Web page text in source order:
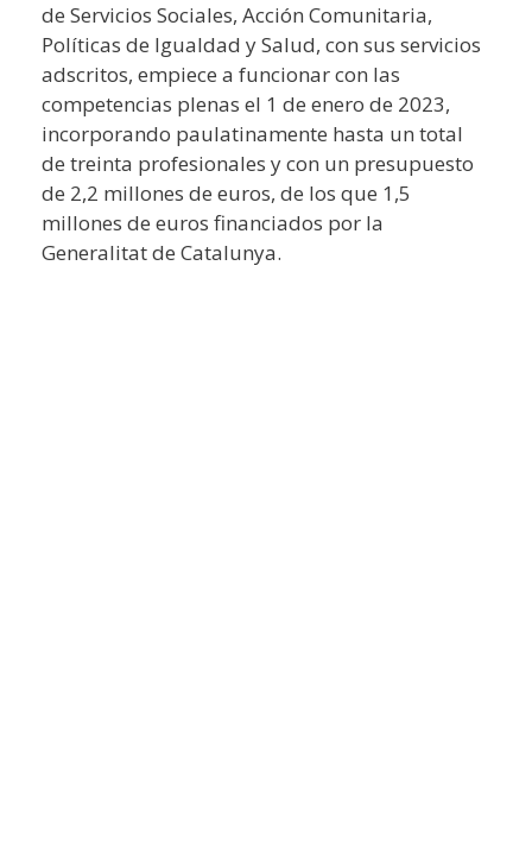
de Servicios Sociales, Acción Comunitaria,
Políticas de Igualdad y Salud, con sus servicios
adscritos, empiece a funcionar con las
competencias plenas el 1 de enero de 2023,
incorporando paulatinamente hasta un total
de treinta profesionales y con un presupuesto
de 2,2 millones de euros, de los que 1,5
millones de euros financiados por la
Generalitat de Catalunya.